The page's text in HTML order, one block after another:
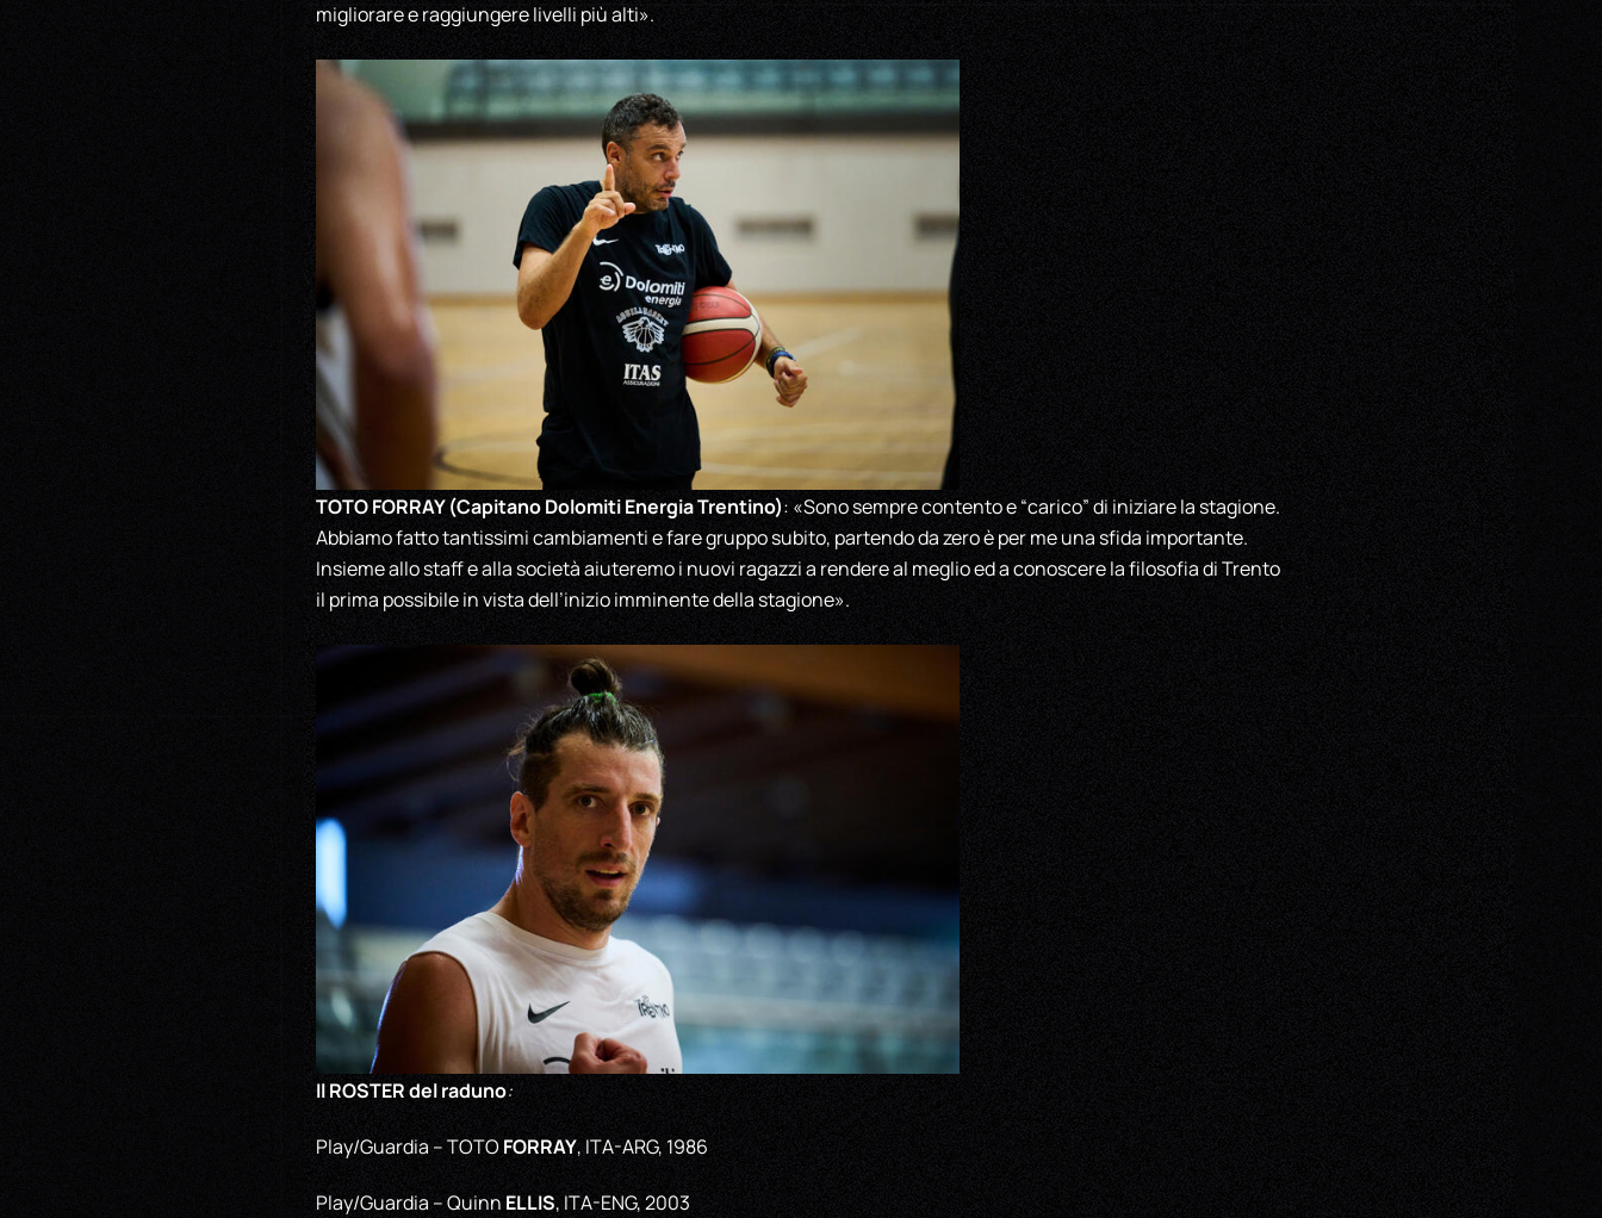
migliorare e raggiungere livelli più alti».
TOTO FORRAY (Capitano Dolomiti Energia Trentino): «Sono sempre contento e “carico” di iniziare la stagione.
Abbiamo fatto tantissimi cambiamenti e fare gruppo subito, partendo da zero è per me una sfida importante.
Insieme allo staff e alla società aiuteremo i nuovi ragazzi a rendere al meglio ed a conoscere la filosofia di Trento
il prima possibile in vista dell’inizio imminente della stagione».
Il ROSTER del raduno:
Play/Guardia – TOTO FORRAY, ITA-ARG, 1986
Play/Guardia – Quinn ELLIS, ITA-ENG, 2003